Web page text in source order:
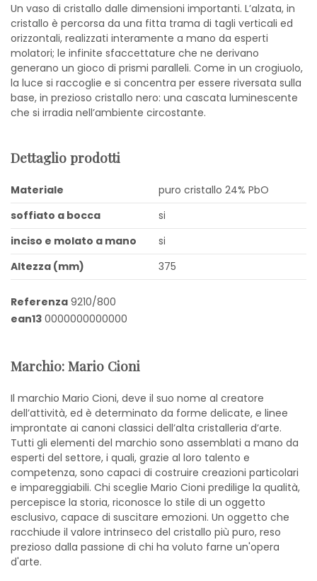
Un vaso di cristallo dalle dimensioni importanti. L’alzata, in
cristallo è percorsa da una fitta trama di tagli verticali ed
orizzontali, realizzati interamente a mano da esperti
molatori; le infinite sfaccettature che ne derivano
generano un gioco di prismi paralleli. Come in un crogiuolo,
la luce si raccoglie e si concentra per essere riversata sulla
base, in prezioso cristallo nero: una cascata luminescente
che si irradia nell’ambiente circostante.
Dettaglio prodotti
Materiale
puro cristallo 24% PbO
soffiato a bocca
si
inciso e molato a mano
si
Altezza (mm)
375
Referenza 9210/800
ean13 0000000000000
Marchio: Mario Cioni
Il marchio Mario Cioni, deve il suo nome al creatore
dell’attività, ed è determinato da forme delicate, e linee
improntate ai canoni classici dell’alta cristalleria d’arte.
Tutti gli elementi del marchio sono assemblati a mano da
esperti del settore, i quali, grazie al loro talento e
competenza, sono capaci di costruire creazioni particolari
e impareggiabili. Chi sceglie Mario Cioni predilige la qualità,
percepisce la storia, riconosce lo stile di un oggetto
esclusivo, capace di suscitare emozioni. Un oggetto che
racchiude il valore intrinseco del cristallo più puro, reso
prezioso dalla passione di chi ha voluto farne un'opera
d'arte.